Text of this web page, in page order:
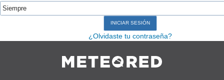
¿Olvidaste tu contraseña?